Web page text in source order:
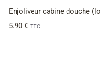
Enjoliveur cabine douche
5.90 € TTC